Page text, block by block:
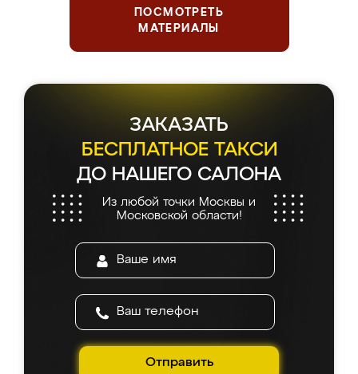
ПОСМОТРЕТЬ
МАТЕРИАЛЫ
ЗАКАЗАТЬ
БЕСПЛАТНОЕ ТАКСИ
ДО НАШЕГО САЛОНА
Из любой точки Москвы и
Московской области!
Отправить